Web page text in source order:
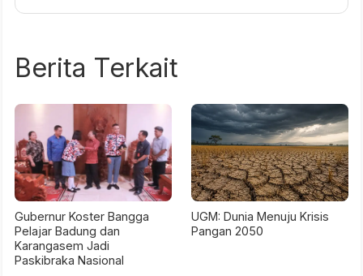
Berita Terkait
Gubernur Koster Bangga
Pelajar Badung dan
Karangasem Jadi
Paskibraka Nasional
UGM: Dunia Menuju Krisis
Pangan 2050